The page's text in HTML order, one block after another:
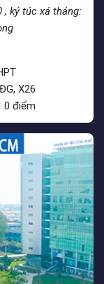
, ký túc xá tháng:
X26
điểm